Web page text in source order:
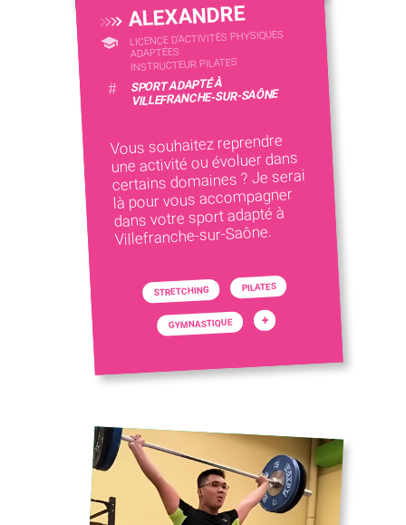
ALEXANDRE
LICENCE D’ACTIVITÉS PHYSIQUES
ADAPTÉES
INSTRUCTEUR PILATES
# SPORT ADAPTÉ À
VILLEFRANCHE-SUR-SAÔNE
Vous souhaitez reprendre
une activité ou évoluer dans
certains domaines ? Je serai
là pour vous accompagner
dans votre sport adapté à
Villefranche-sur-Saône.
STRETCHING PILATES
GYMNASTIQUE +